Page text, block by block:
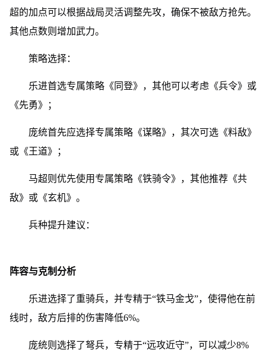
超的加点可以根据战局灵活调整先攻，确保不被敌方抢先。
其他点数则增加武力。
策略选择：
乐进首选专属策略《同登》，其他可以考虑《兵令》或
《先勇》；
庞统首先应选择专属策略《谋略》，其次可选《料敌》
或《王道》；
马超则优先使用专属策略《铁骑令》，其他推荐《共
敌》或《玄机》。
兵种提升建议：
阵容与克制分析
乐进选择了重骑兵，并专精于“铁马金戈”，使得他在前
线时，敌方后排的伤害降低6%。
庞统则选择了弩兵，专精于“远攻近守”，可以减少8%